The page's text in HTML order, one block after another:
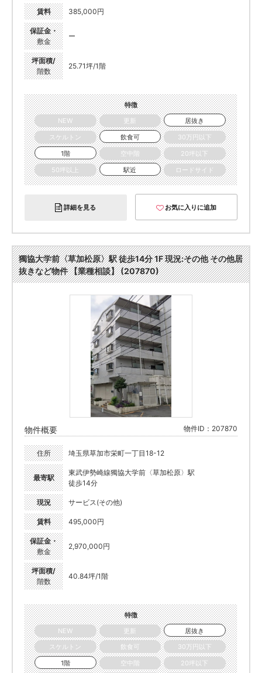
賃料 385,000円
保証金・
敷金
ー
坪面積/
階数
25.71坪/1階
特徴
NEW
更新
居抜き
スケルトン
飲食可
30万円以下
1階
空中階
20坪以下
50坪以上
駅近 ロードサイド
詳細を見る お気に入りに追加
獨協大学前〈草加松原〉駅 徒歩14分 1F 現況:その他 その他居
抜きなど物件 【業種相談】 (207870)
物件概要 物件ID：207870
住所 埼玉県草加市栄町一丁目18-12
最寄駅
東武伊勢崎線獨協大学前〈草加松原〉駅
徒歩14分
現況 サービス(その他)
賃料 495,000円
保証金・
敷金
2,970,000円
坪面積/
階数
40.84坪/1階
特徴
NEW
更新
居抜き
スケルトン
飲食可
30万円以下
1階
空中階
20坪以下